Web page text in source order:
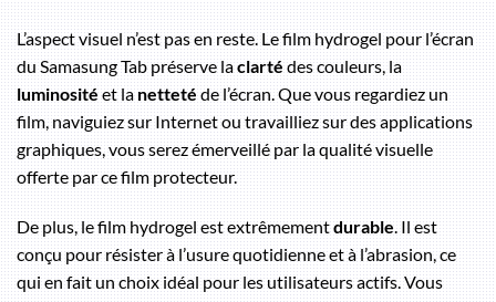
L’aspect visuel n’est pas en reste. Le film hydrogel pour l’écran
du Samasung Tab préserve laclartédes couleurs, la
luminositéet lanettetéde l’écran. Que vous regardiez un
film, naviguiez sur Internet ou travailliez sur des applications
graphiques, vous serez émerveillé par la qualité visuelle
offerte par ce film protecteur.
De plus, le film hydrogel est extrêmementdurable. Il est
conçu pour résister à l’usure quotidienne et à l’abrasion, ce
qui en fait un choix idéal pour les utilisateurs actifs. Vous